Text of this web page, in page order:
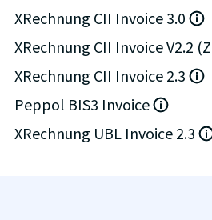
XRechnung CII Invoice 3.0
XRechnung CII Invoice V2.2
XRechnung CII Invoice 2.3
Peppol BIS3 Invoice
XRechnung UBL Invoice 2.3